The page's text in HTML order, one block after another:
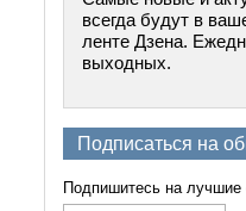
всегда будут в
ленте Дзена.
выходных.
Подписаться на
Подпишитесь на лучшие